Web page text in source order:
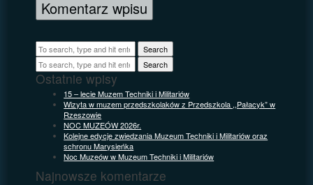
Search
Search
Ostatnie wpisy
15 – lecie Muzem Techniki i Militariów
Wizyta w muzem przedszkolaków z Przedszkola ,,Pałacyk” w
Rzeszowie
NOC MUZEÓW 2026r.
Kolejne edycje zwiedzania Muzeum Techniki i Militariów oraz
schronu Marysieńka
Noc Muzeów w Muzeum Techniki i Militariów
Najnowsze komentarze